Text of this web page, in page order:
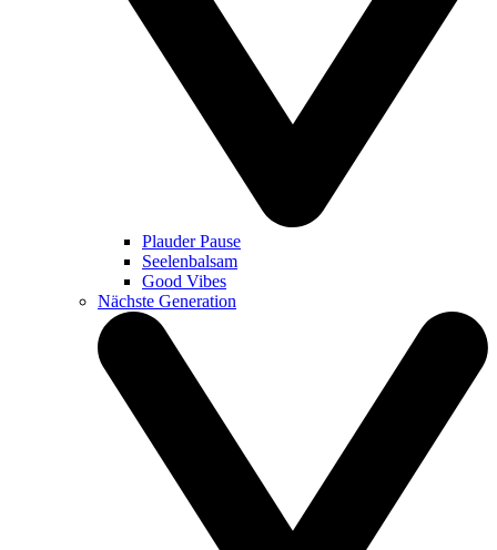
Plauder Pause
Seelenbalsam
Good Vibes
Nächste Generation